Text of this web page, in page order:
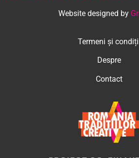
Website designed by
Termeni și
Despre
Contact